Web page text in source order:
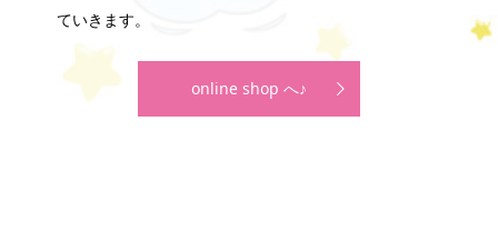
ていきます。
online shop へ♪